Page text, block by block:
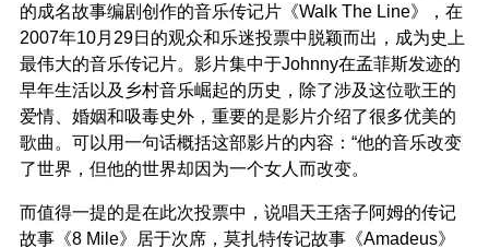
的成名故事编剧创作的音乐传记片《Walk The Line》，在
2007年10月29日的观众和乐迷投票中脱颖而出，成为史上
最伟大的音乐传记片。影片集中于Johnny在孟菲斯发迹的
早年生活以及乡村音乐崛起的历史，除了涉及这位歌王的
爱情、婚姻和吸毒史外，重要的是影片介绍了很多优美的
歌曲。可以用一句话概括这部影片的内容：“他的音乐改变
了世界，但他的世界却因为一个女人而改变。
而值得一提的是在此次投票中，说唱天王痞子阿姆的传记
故事《8 Mile》居于次席，莫扎特传记故事《Amadeus》